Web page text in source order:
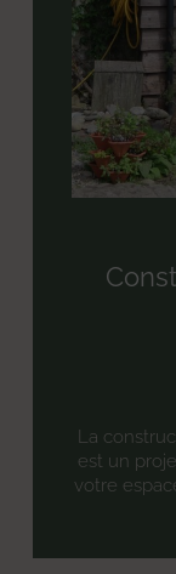
La
est un
votre